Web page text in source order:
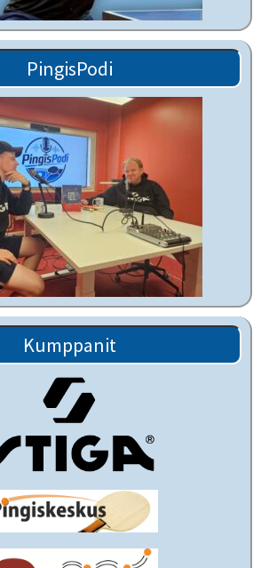
PingisPodi
Kumppanit